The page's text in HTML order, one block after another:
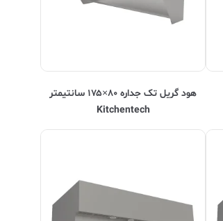
هود گریل تک جداره ۸۰×۱۷۵ سانتیمتر
Kitchentech